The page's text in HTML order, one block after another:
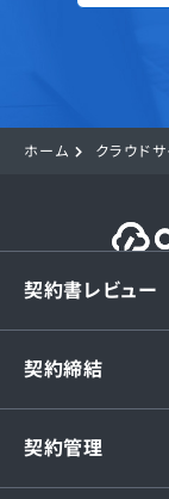
ホーム クラウド
契約書レビュー
契約締結
契約管理